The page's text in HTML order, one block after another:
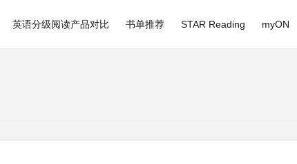
英语分级阅读产品对比 书单推荐 STAR Reading myON